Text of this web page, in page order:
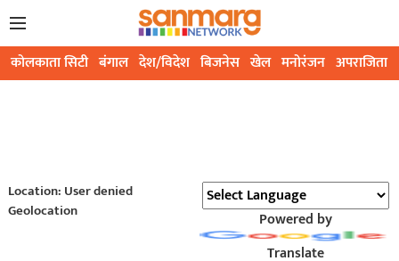
कोलकाता सिटी बंगाल देश/विदेश बिजनेस खेल मनोरंजन अपराजिता
Location: User denied
Geolocation
Powered by
Translate